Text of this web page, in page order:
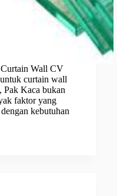
Wall CV
curtain wall
Pak Kaca bukan
faktor yang
kebutuhan